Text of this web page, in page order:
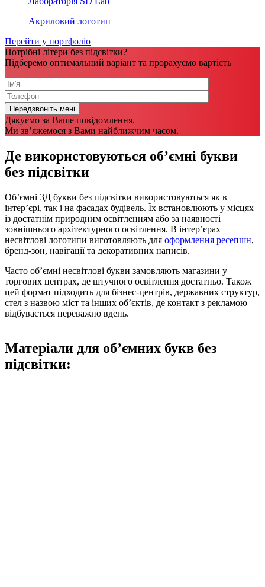
Акриловий логотип
Перейти у портфоліо
Потрібні літери без підсвітки?
Підберемо оптимальний варіант та прорахуємо вартість
Дякуємо за Ваше повідомлення.
Ми зв’яжемося з Вами найближчим часом.
Де використовуються об’ємні букви
без підсвітки
Об’ємні 3Д букви без підсвітки використовуються як в
інтер’єрі, так і на фасадах будівель. Їх встановлюють у місцях
із достатнім природним освітленням або за наявності
зовнішнього архітектурного освітлення. В інтер’єрах
несвітлові логотипи виготовляють для оформлення ресепшн,
бренд-зон, навігації та декоративних написів.
Часто об’ємні несвітлові букви замовляють магазини у
торгових центрах, де штучного освітлення достатньо. Також
цей формат підходить для бізнес-центрів, державних структур,
стел з назвою міст та інших об’єктів, де контакт з рекламою
відбувається переважно вдень.
Матеріали для об’ємних букв без
підсвітки: